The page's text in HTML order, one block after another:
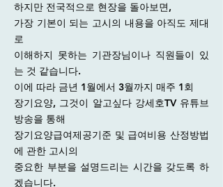
하지만 전국적으로 현장을 돌아보면,
가장 기본이 되는 고시의 내용을 아직도 제대
로
이해하지 못하는 기관장님이나 직원들이 있
는 것 같습니다.
이에 따라 금년 1월에서 3월까지 매주 1회
장기요양, 그것이 알고싶다 강세호TV 유튜브
방송을 통해
장기요양급여제공기준 및 급여비용 산정방법
에 관한 고시의
중요한 부분을 설명드리는 시간을 갖도록 하
겠습니다.